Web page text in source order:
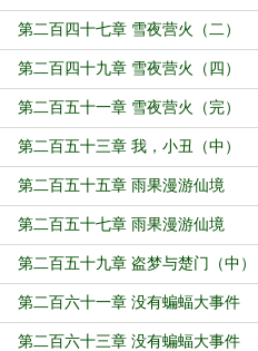
（下）
第二百四十七章 雪夜营火（二）
第二百四十九章 雪夜营火（四）
第二百五十一章 雪夜营火（完）
第二百五十三章 我，小丑（中）
第二百五十五章 雨果漫游仙境
（上）
第二百五十七章 雨果漫游仙境
（下）
第二百五十九章 盗梦与楚门（中）
第二百六十一章 没有蝙蝠大事件
（上）
第二百六十三章 没有蝙蝠大事件